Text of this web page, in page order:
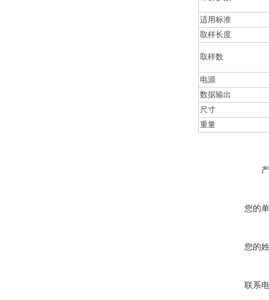
适用标准
取样长度
取样数
电源
数据输出
尺寸
重量
您的
您的
联系